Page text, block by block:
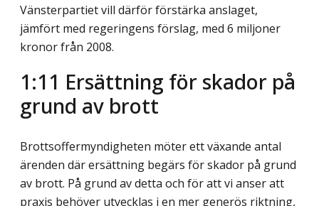
Vänsterpartiet vill därför förstärka anslaget,
jämfört med regeringens förslag, med 6 miljoner
kronor från 2008.
1:11 Ersättning för skador på
grund av brott
Brottsoffermyndigheten möter ett växande antal
ärenden där ersättning begärs för skador på grund
av brott. På grund av detta och för att vi anser att
praxis behöver utvecklas i en mer generös riktning,